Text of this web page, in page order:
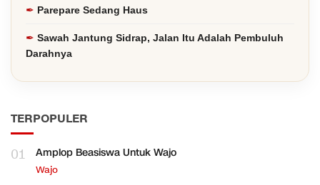
Parepare Sedang Haus
Sawah Jantung Sidrap, Jalan Itu Adalah Pembuluh
Darahnya
TERPOPULER
01 Amplop Beasiswa Untuk Wajo
Wajo